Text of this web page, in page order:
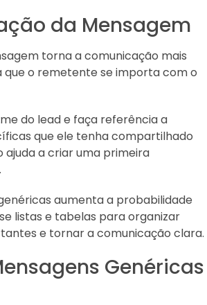
da Mensagem
torna a comunicação mais
o remetente se importa com o
do lead e faça referência a
que ele tenha compartilhado
ajuda a criar uma primeira
aumenta a probabilidade
listas e tabelas para organizar
e tornar a comunicação clara.
Genéricas